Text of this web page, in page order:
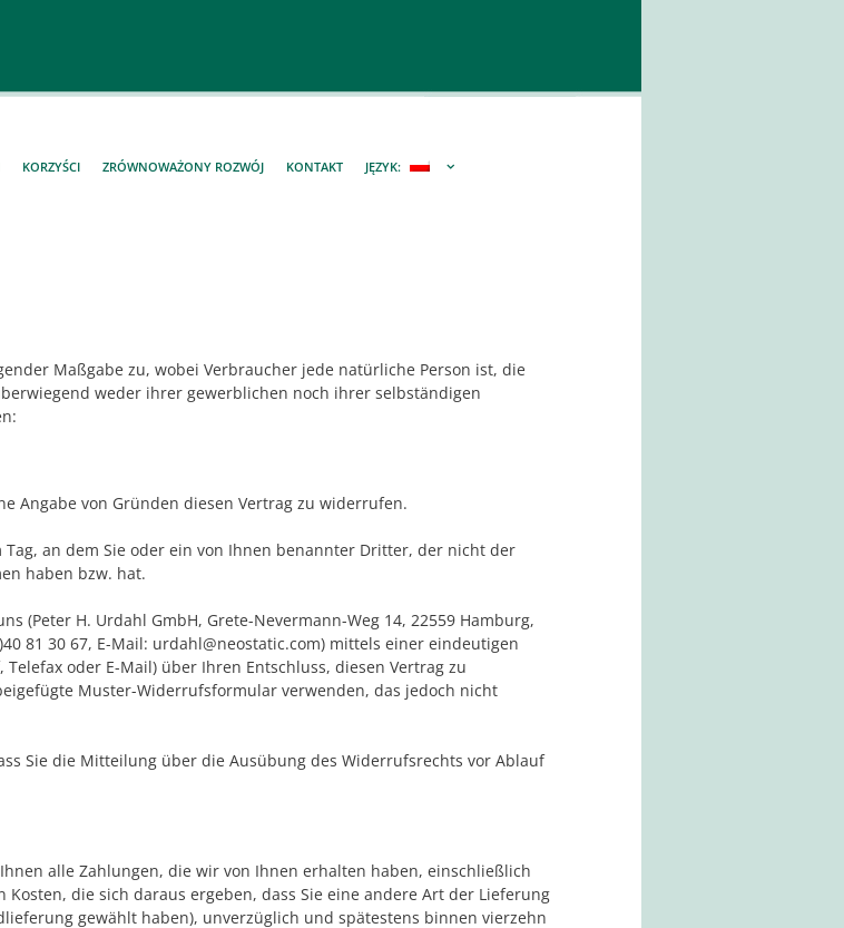
KORZYŚCI ZRÓWNOWAŻONY ROZWÓJ KONTAKT JĘZYK:
Maßgabe zu, wobei Verbraucher jede natürliche Person ist, die
weder ihrer gewerblichen noch ihrer selbständigen
Angabe von Gründen diesen Vertrag zu widerrufen.
an dem Sie oder ein von Ihnen benannter Dritter, der nicht der
haben bzw. hat.
(Peter H. Urdahl GmbH, Grete-Nevermann-Weg 14, 22559 Hamburg,
81 30 67, E-Mail: urdahl@neostatic.com) mittels einer eindeutigen
oder E-Mail) über Ihren Entschluss, diesen Vertrag zu
Muster-Widerrufsformular verwenden, das jedoch nicht
Sie die Mitteilung über die Ausübung des Widerrufsrechts vor Ablauf
alle Zahlungen, die wir von Ihnen erhalten haben, einschließlich
die sich daraus ergeben, dass Sie eine andere Art der Lieferung
gewählt haben), unverzüglich und spätestens binnen vierzehn